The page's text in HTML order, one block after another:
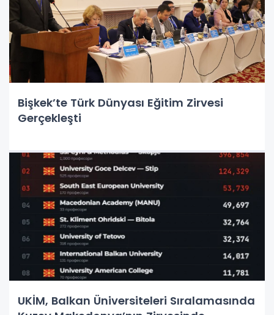
Bişkek’te Türk Dünyası Eğitim Zirvesi
Gerçekleşti
UKİM, Balkan Üniversiteleri Sıralamasında